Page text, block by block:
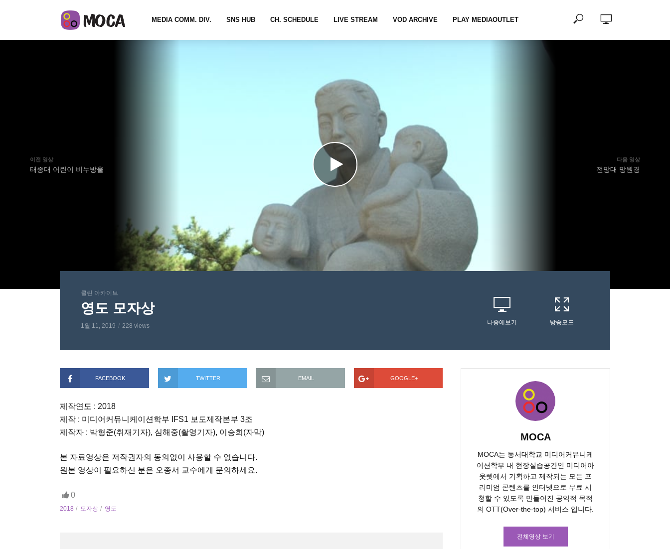
MEDIA COMM. DIV. SNS HUB CH. SCHEDULE LIVE STREAM VOD ARCHIVE PLAY MEDIAOUTLET
이전 영상
태종대 어린이 비누방울
다음 영상
전망대 망원경
클린 아카이브
영도 모자상
1월 11, 2019 228 views
나중에보기 방송모드
FACEBOOK TWITTER EMAIL GOOGLE+
제작연도 : 2018
제작 : 미디어커뮤니케이션학부 IFS1 보도제작본부 3조
제작자 : 박형준(취재기자), 심해중(촬영기자), 이승희(자막)
본 자료영상은 저작권자의 동의없이 사용할 수 없습니다.
원본 영상이 필요하신 분은 오종서 교수에게 문의하세요.
0
2018 모자상 영도
MOCA
MOCA는 동서대학교 미디어커뮤니케
이션학부 내 현장실습공간인 미디어아
웃렛에서 기획하고 제작되는 모든 프
리미엄 콘텐츠를 인터넷으로 무료 시
청할 수 있도록 만들어진 공익적 목적
의 OTT(Over-the-top) 서비스 입니다.
전체영상 보기